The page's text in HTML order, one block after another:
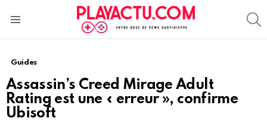
Guides
Assassin’s Creed Mirage Adult
Rating est une « erreur », confirme
Ubisoft